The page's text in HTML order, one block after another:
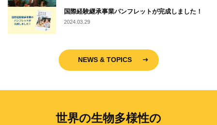
国際経験継承事業パンフレットが完成しました！
2024.03.29
NEWS & TOPICS
世界の生物多様性の